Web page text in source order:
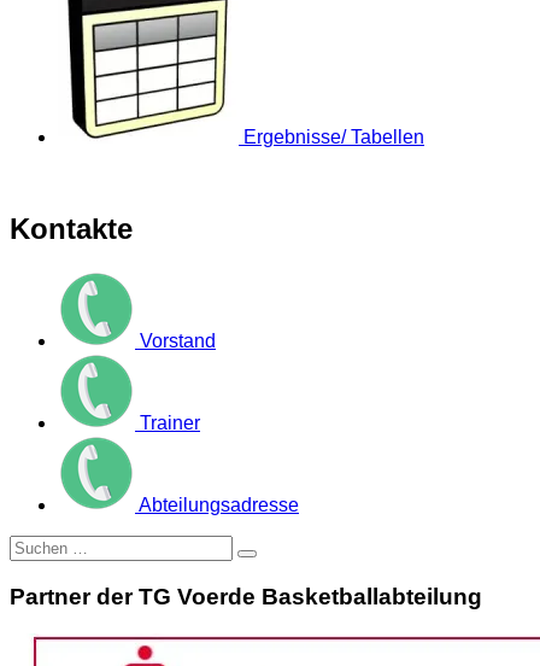
Ergebnisse/ Tabellen
Kontakte
Vorstand
Trainer
Abteilungsadresse
Suche
nach:
Partner der TG Voerde Basketballabteilung